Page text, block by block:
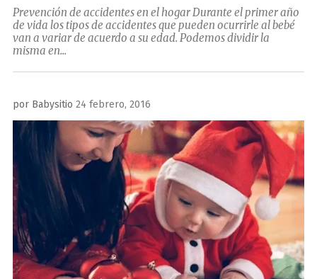
Prevención de accidentes en el hogar Durante el primer año
de vida los tipos de accidentes que pueden ocurrirle al bebé
van a variar de acuerdo a su edad. Podemos dividir la
misma en...
por Babysitio Publicado
el
24 febrero, 2016